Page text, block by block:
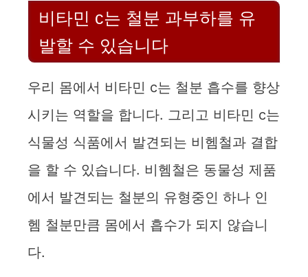
비타민 c는 철분 과부하를 유
발할 수 있습니다
우리 몸에서 비타민 c는 철분 흡수를 향상
시키는 역할을 합니다. 그리고 비타민 c는
식물성 식품에서 발견되는 비헴철과 결합
을 할 수 있습니다. 비헴철은 동물성 제품
에서 발견되는 철분의 유형중인 하나 인
헴 철분만큼 몸에서 흡수가 되지 않습니
다.